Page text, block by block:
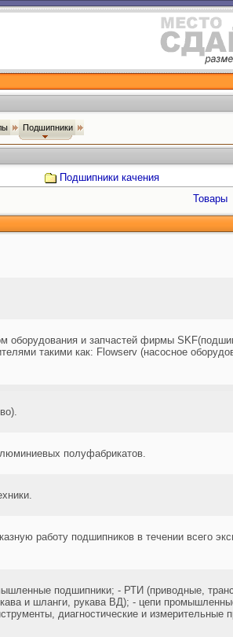
Подшипники
Подшипники качения
Товары
и запчастей фирмы
такими как: Flowserv (насосное
полуфабрикатов.
работу подшипников в течении всего
подшипники; - РТИ (приводные,
и шланги, рукава ВД); - цепи
диагностические и измерительные